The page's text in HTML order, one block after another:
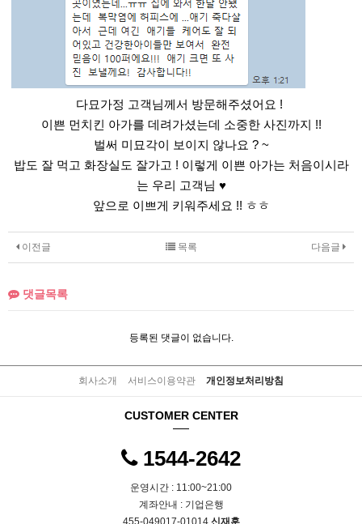
다묘가정 고객님께서 방문해주셨어요 !
이쁜 먼치킨 아가를 데려가셨는데 소중한 사진까지 !!
벌써 미묘각이 보이지 않나요 ? ~
밥도 잘 먹고 화장실도 잘가고 ! 이렇게 이쁜 아가는 처음이시라
는 우리 고객님 ♥
앞으로 이쁘게 키워주세요 !! ㅎㅎ
이전글 다음글
목록
댓글목록
등록된 댓글이 없습니다.
회사소개 서비스이용약관 개인정보처리방침
CUSTOMER CENTER
1544-2642
운영시간 : 11:00~21:00
계좌안내 : 기업은행